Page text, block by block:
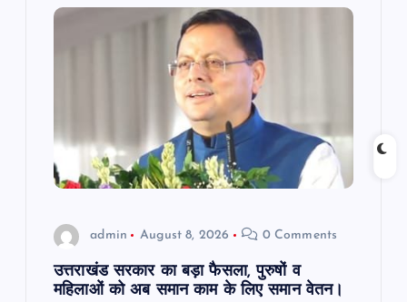
admin August 8, 2026 0 Comments
उत्तराखंड सरकार का बड़ा फैसला, पुरुषों व
महिलाओं को अब समान काम के लिए समान वेतन।